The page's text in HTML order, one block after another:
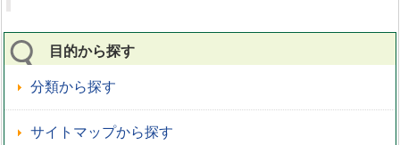
目的から探す
分類から探す
サイトマップから探す